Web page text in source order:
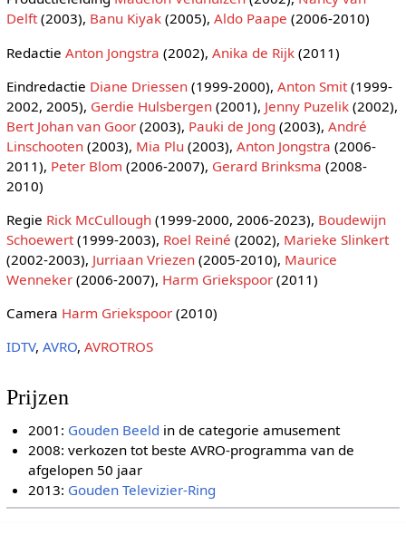
Delft(2003), Banu Kiyak(2005), Aldo Paape (2006-2010)
Redactie Anton Jongstra (2002), Anika de Rijk(2011)
Eindredactie Diane Driessen(1999-2000), Anton Smit(1999-
2002, 2005), Gerdie Hulsbergen(2001), Jenny Puzelik(2002),
Bert Johan van Goor(2003), Pauki de Jong (2003), André
Linschooten(2003), Mia Plu (2003), Anton Jongstra (2006-
2011), Peter Blom (2006-2007), Gerard Brinksma (2008-
2010)
Regie Rick McCullough(1999-2000, 2006-2023), Boudewijn
Schoewert(1999-2003), Roel Reiné (2002), Marieke Slinkert
(2002-2003), Jurriaan Vriezen(2005-2010), Maurice
Wenneker(2006-2007), Harm Griekspoor(2011)
Camera Harm Griekspoor(2010)
IDTV, AVRO, AVROTROS
Prijzen
2001: Gouden Beeld in de categorie amusement
2008: verkozen tot beste AVRO-programma van de
afgelopen 50 jaar
2013: Gouden Televizier-Ring